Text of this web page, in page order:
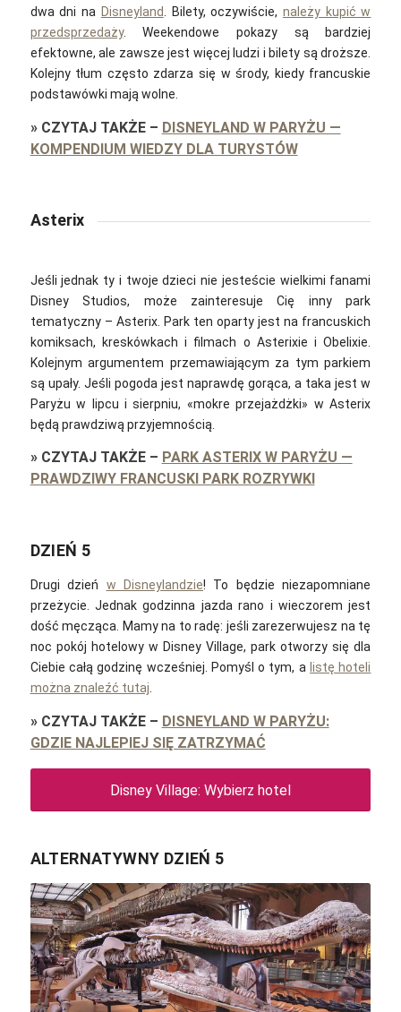
dwa dni na Disneyland . Bilety, oczywiście, należy kupić w
przedsprzedaży. Weekendowe pokazy są bardziej
efektowne, ale zawsze jest więcej ludzi i bilety są droższe.
Kolejny tłum często zdarza się w środy, kiedy francuskie
podstawówki mają wolne.
» CZYTAJ TAKŻE– DISNEYLAND W PARYŻU —
KOMPENDIUM WIEDZY DLA TURYSTÓW
Asterix
Jeśli jednak ty i twoje dzieci nie jesteście wielkimi fanami
Disney Studios, może zainteresuje Cię inny park
tematyczny – Asterix. Park ten oparty jest na francuskich
komiksach, kreskówkach i filmach o Asterixie i Obelixie.
Kolejnym argumentem przemawiającym za tym parkiem
są upały. Jeśli pogoda jest naprawdę gorąca, a taka jest w
Paryżu w lipcu i sierpniu, «mokre przejażdżki» w Asterix
będą prawdziwą przyjemnością.
» CZYTAJ TAKŻE– PARK ASTERIX W PARYŻU —
PRAWDZIWY FRANCUSKI PARK ROZRYWKI
DZIEŃ 5
Drugi dzień w Disneylandzie! To będzie niezapomniane
przeżycie. Jednak godzinna jazda rano i wieczorem jest
dość męcząca. Mamy na to radę: jeśli zarezerwujesz na tę
noc pokój hotelowy w Disney Village, park otworzy się dla
Ciebie całą godzinę wcześniej. Pomyśl o tym, a listę hoteli
można znaleźć tutaj
» CZYTAJ TAKŻE– DISNEYLAND W PARYŻU:
GDZIE NAJLEPIEJ SIĘ ZATRZYMAĆ
Disney Village: Wybierz hotel
ALTERNATYWNY DZIEŃ 5